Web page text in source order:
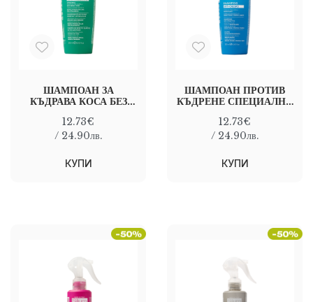
ШАМПОАН ЗА
КЪДРАВА КОСА БЕЗ
HAIR SHAMPOO 250
мл
12.73€
/ 24.90лв.
КУПИ
ШАМПОАН ПРОТИВ
КЪДРЕНЕ СПЕЦИАЛНО
Silium Perfect
Smooth Anti-Frizzy
12.73€
/ 24.90лв.
КУПИ